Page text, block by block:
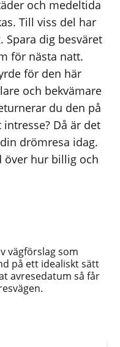
och medeltida
Till viss del har
Spara dig besväret
för nästa natt.
för den här
och bekvämare
du den på
Då är det
drömresa idag.
över hur billig och
vägförslag som
på ett idealiskt sätt
avresedatum så får